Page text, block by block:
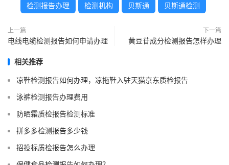
检测报告办理 检测机构 贝斯通 贝斯通检测
上一篇
电线电缆检测报告如何申请办理
下一篇
黄豆苷成分检测报告怎样办理
相关推荐
凉鞋检测报告如何办理，凉拖鞋入驻天猫京东质检报告
泳裤检测报告办理费用
防晒霜质检报告检测标准
拼多多检测报告多少钱
招投标质检报告怎么办理